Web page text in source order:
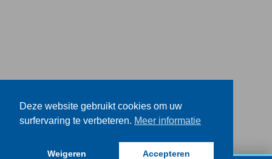
Deze website gebruikt cookies om uw
surfervaring te verbeteren. Meer informatie
Weigeren Accepteren